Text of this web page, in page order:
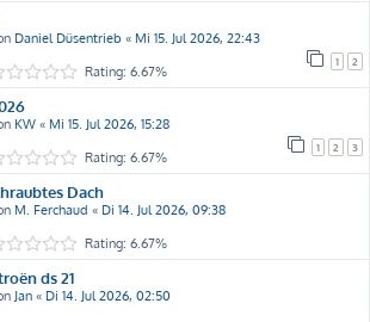
Daniel Düsentrieb « Mi 15. Jul 2026, 22:43
1 2
Rating: 6.67%
KW « Mi 15. Jul 2026, 15:28
1 2 3
Rating: 6.67%
Dach
M. Ferchaud « Di 14. Jul 2026, 09:38
Rating: 6.67%
ds 21
Jan « Di 14. Jul 2026, 02:50